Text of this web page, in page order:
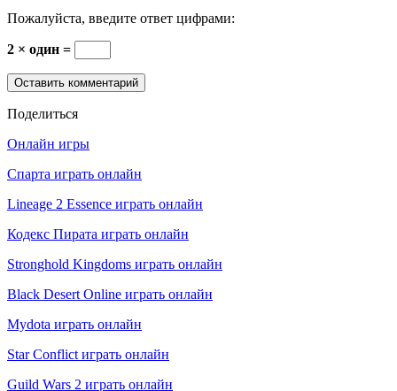
Пожалуйста, введите ответ цифрами:
2 × один =
Поделиться
Онлайн игры
Спарта играть онлайн
Lineage 2 Essence играть онлайн
Кодекс Пирата играть онлайн
Stronghold Kingdoms играть онлайн
Black Desert Online играть онлайн
Mydota играть онлайн
Star Conflict играть онлайн
Guild Wars 2 играть онлайн